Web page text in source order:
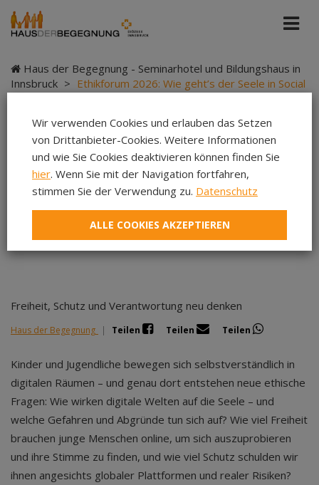
Haus der Begegnung - Seminarhotel und Bildungshaus in
Innsbruck > Ethikforum 2026: Wie geht’s der Seele in Social
Ethikforum 2026: Wie
geht’s der Seele in
Social Media?
Freiheit, Schutz und Verantwortung neu denken
Haus der Begegnung | Teilen Teilen Teilen
Kinder und Jugendliche bewegen sich selbstverständlich in
digitalen Räumen – und genau dort entstehen neue ethische
Fragen: Wie wirken digitale Welten auf die Seele – und
welche Gefahren und Abgründe tun sich auf? Wie viel Freiheit
brauchen junge Menschen online, um sich auszuprobieren
und ihre Stimme zu finden, und wie viel Schutz schulden wir
ihnen angesichts globaler Plattformen und realer Risiken?
Wir verwenden Cookies und erlauben das Setzen
von Drittanbieter-Cookies. Weitere Informationen
und wie Sie Cookies deaktivieren können finden Sie
hier. Wenn Sie mit der Navigation fortfahren,
stimmen Sie der Verwendung zu. Datenschutz
ALLE COOKIES AKZEPTIEREN